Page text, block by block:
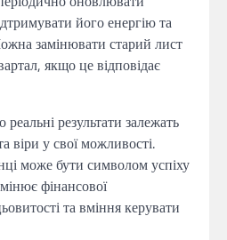
його енергію та
замінювати старий лист
якщо це відповідає
результати залежать
віри у свої можливості.
може бути символом успіху
фінансової
та вміння керувати